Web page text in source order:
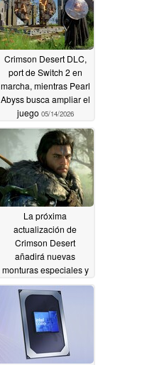
Crimson Desert DLC,
port de Switch 2 en
marcha, mientras Pearl
Abyss busca ampliar el
juego 05/14/2026
La próxima
actualización de
Crimson Desert
añadirá nuevas
monturas especiales y
una característica muy
solicitada05/09/2026